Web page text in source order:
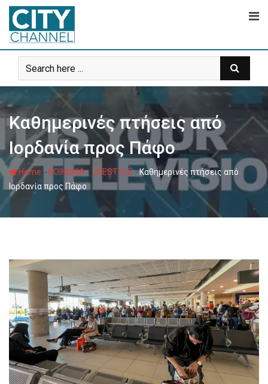
Skip
content
Καθημερινές πτήσεις από
Ιορδανία προς Πάφο
Home - ΚΟΙΝΩΝΙΑ- LIFESTYLE-Καθημερινές πτήσεις από
Ιορδανία προς Πάφο